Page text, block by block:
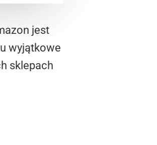
jest
wyjątkowe
sklepach